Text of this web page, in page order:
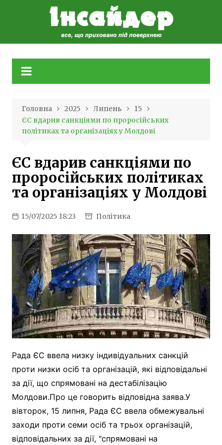
Головна 2025 Липень
15
ЄС вдарив санкціями по проросійських
політиках та організаціях у Молдові
ЄС вдарив санкціями по
проросійських політиках
та організаціях у Молдові
15/07/2025 18:23 Політика
Рада ЄС ввела низку індивідуальних санкцій
проти низки осіб та організацій, які відповідальні
за дії, що спрямовані на дестабілізацію
Молдови.Про це говорить відповідна заява .У
вівторок, 15 липня, Рада ЄС ввела обмежувальні
заходи проти семи осіб та трьох організацій,
відповідальних за дії, "спрямовані на